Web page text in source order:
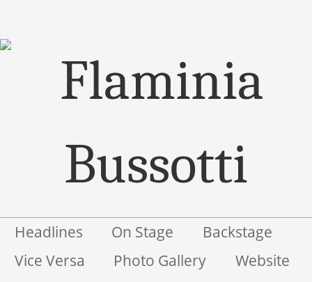
Menu
Salta il contenuto
Headlines On Stage
Backstage
Vice Versa
Photo Gallery
Website